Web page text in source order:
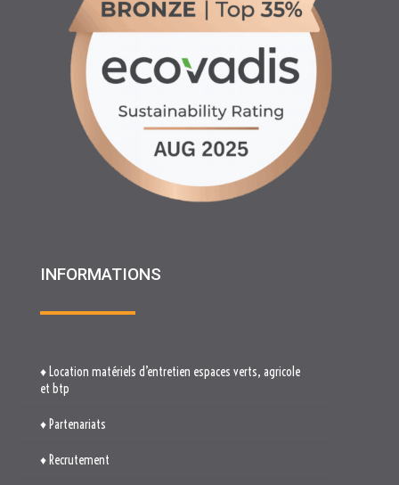
INFORMATIONS
♦ Location matériels d’entretien espaces verts, agricole
et btp
♦ Partenariats
♦ Recrutement